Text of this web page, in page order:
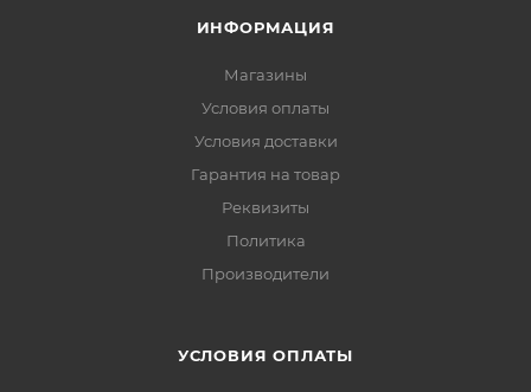
ИНФОРМАЦИЯ
Магазины
Условия оплаты
Условия доставки
Гарантия на товар
Реквизиты
Политика
Производители
УСЛОВИЯ ОПЛАТЫ